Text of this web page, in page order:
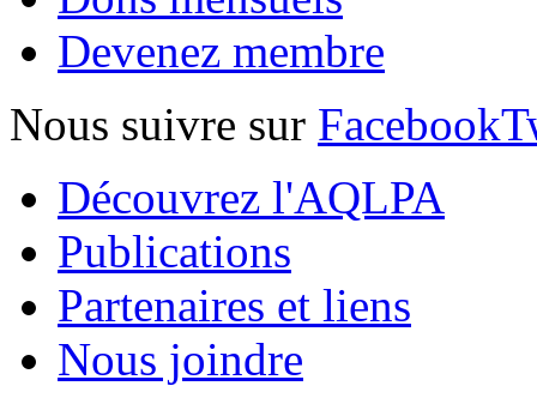
Devenez membre
Nous suivre sur Facebook
Découvrez l'AQLPA
Publications
Partenaires et liens
Nous joindre